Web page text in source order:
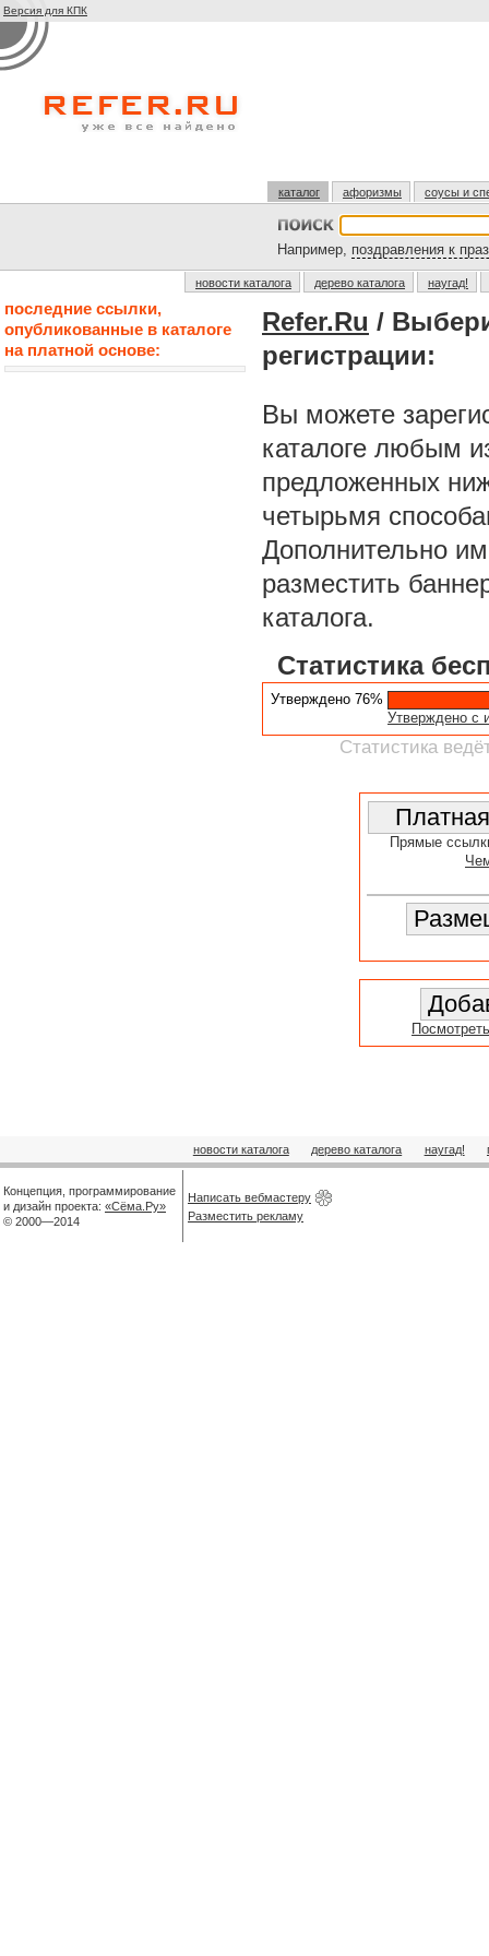
Версия для КПК
каталог афоризмы соусы и
Например, поздравления к
новости каталога дерево каталога наугад!
последние ссылки,
опубликованные в каталоге
на платной основе:
Refer.Ru /
регистрации:
Вы можете
каталоге любым
предложенных
четырьмя
Дополнительно
разместить
каталога.
Статистика
Утверждено 76%
Утверждено с
Статистика
Прямые
новости каталога дерево каталога наугад!
Концепция, программирование
и дизайн проекта: «Сёма.Ру»
© 2000—2014
Написать вебмастеру
Разместить рекламу